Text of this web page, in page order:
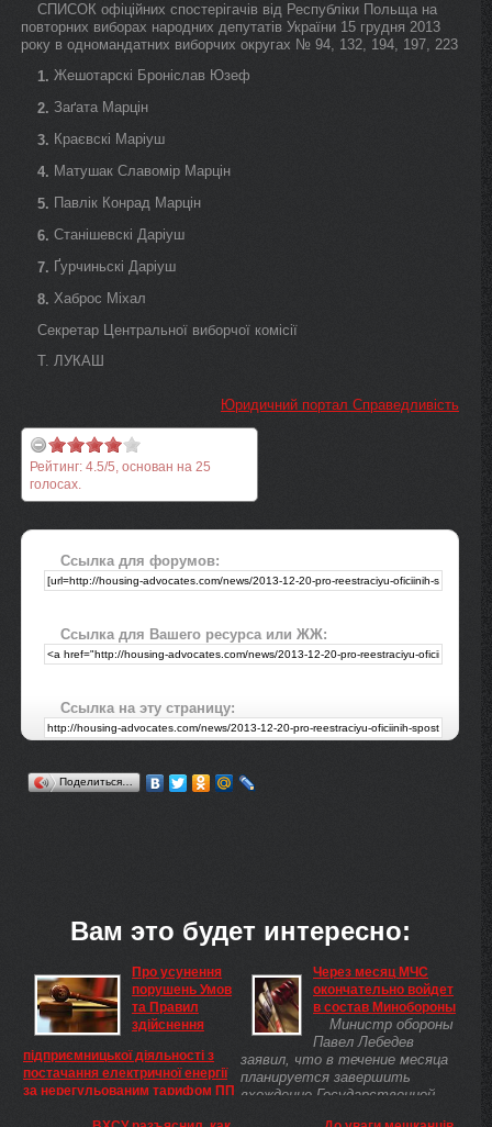
СПИСОК офіційних спостерігачів від Республіки Польща на
повторних виборах народних депутатів України 15 грудня 2013
року в одномандатних виборчих округах № 94, 132, 194, 197, 223
1. Жешотарскі Броніслав Юзеф
2. Заґата Марцін
3. Краєвскі Маріуш
4. Матушак Славомір Марцін
5. Павлік Конрад Марцін
6. Станішевскі Даріуш
7. Ґурчиньскі Даріуш
8. Хаброс Міхал
Секретар Центральної виборчої комісії
Т. ЛУКАШ
Юридичний портал Справедливість
Рейтинг: 4.5/5, основан на 25
голосах.
Ссылка для форумов:
Ссылка для Вашего ресурса или ЖЖ:
Ссылка на эту страницу:
Поделиться…
Вам это будет интересно:
Про усунення
порушень Умов
та Правил
здійснення
підприємницької діяльності з
постачання електричної енергії
за нерегульованим тарифом ПП
Через месяц МЧС
окончательно войдет
в состав Минобороны
Министр обороны
Павел Лебедев
заявил, что в течение месяца
планируется завершить
вхождение Государственной